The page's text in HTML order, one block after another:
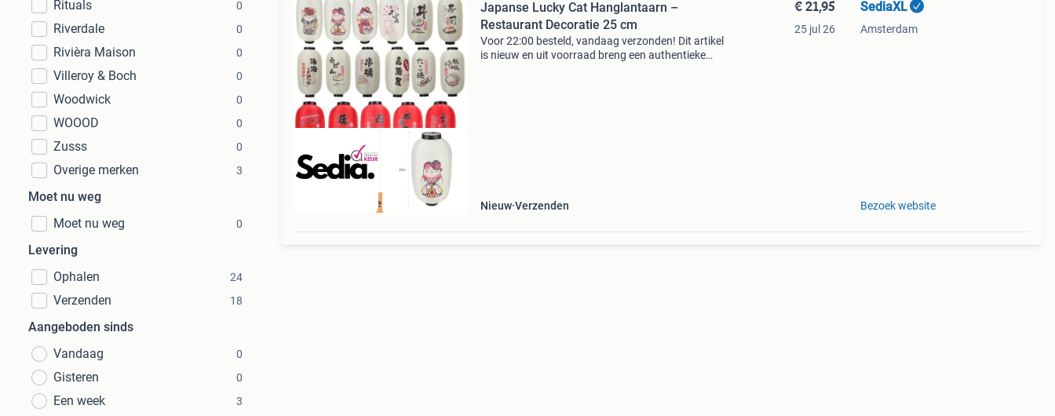
Rituals 0
Riverdale 0
Rivièra Maison 0
Villeroy & Boch 0
Woodwick 0
WOOOD 0
Zusss 0
Overige merken 3
Moet nu weg
Moet nu weg
0
Levering
Ophalen
24
Verzenden 18
Aangeboden sinds
Vandaag
0
Gisteren 0
Een week 3
Beoordeeld met 9+
Japanse Lucky Cat Hanglantaarn –
Restaurant Decoratie 25 cm
Voor 22:00 besteld, vandaag verzonden! Dit artikel
is nieuw en uit voorraad breng een authentieke
Nieuw Verzenden
€ 21,95
25 jul 26
SediaXL
Amsterdam
Bezoek website